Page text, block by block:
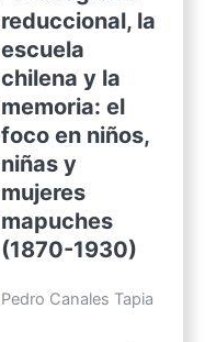
reduccional, la
escuela
chilena y la
memoria: el
foco en niños,
niñas y
mujeres
mapuches
(1870-1930)
Pedro Canales Tapia